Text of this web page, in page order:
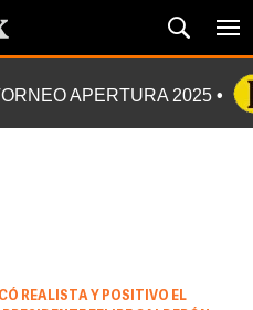
APERTURA 2025
REALISTA Y POSITIVO EL